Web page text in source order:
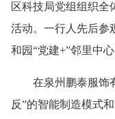
区科技局党组组织全
活动。一行人先后参
和园“党建+”邻里中
在泉州鹏泰服饰有
反”的智能制造模式